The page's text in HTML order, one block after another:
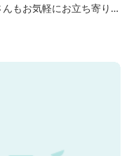
もお気軽にお立ち寄りく